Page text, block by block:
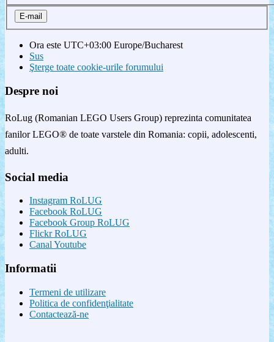
Ora este UTC+03:00 Europe/Bucharest
Sus
Şterge toate cookie-urile forumului
Despre noi
RoLug (Romanian LEGO Users Group) reprezinta comunitatea
fanilor LEGO® de toate varstele din Romania: copii, adolescenti,
adulti.
Social media
Instagram RoLUG
Facebook RoLUG
Facebook Group RoLUG
Flickr RoLUG
Canal Youtube
Informatii
Termeni de utilizare
Politica de confidenţialitate
Contactează-ne